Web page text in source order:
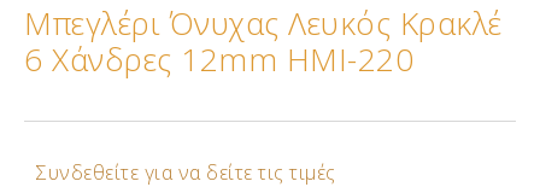
Μπεγλέρι Όνυχας Λευκός Κρακλέ
6 Χάνδρες 12mm ΗΜΙ-220
Συνδεθείτε για να δείτε τις τιμές